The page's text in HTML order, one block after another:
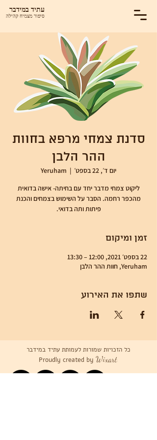
עתיד במידבר
סיפור מצמיח קהילה
סדנת צמחי מרפא בחוות
ההר הלבן
יום ד׳, 22 בספט׳
  |
Yeruham
ליקוט צמחי מדבר יחד עם בחיתה- אישה בדואית
מהכפר רחמה. הסבר על השימוש בצמחים והכנת
פיתות ותה בדואי.
זמן ומיקום
22 בספט׳ 2021, 12:00 – 13:30
Yeruham, חוות ההר הלבן
שתפו את האירוע
כל הזכויות שמורות לעמותת עתיד במידבר
Proudly created by Wixart